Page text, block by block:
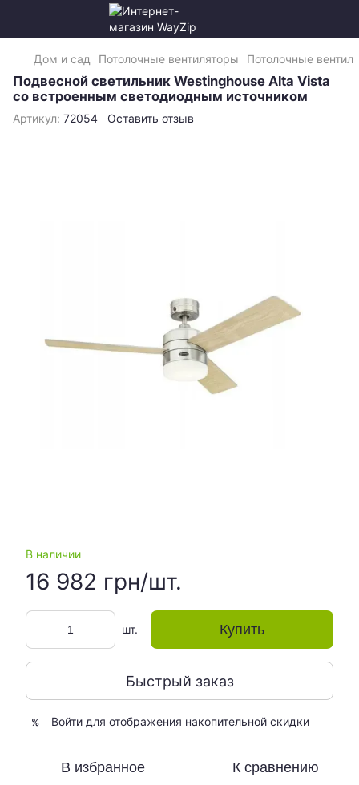
Дом и сад Потолочные вентиляторы Потолочные
Подвесной светильник Westinghouse Alta Vista
со встроенным светодиодным источником
Артикул: 72054 Оставить отзыв
В наличии
16 982 грн/шт.
шт. Купить
Быстрый заказ
% Войти для отображения накопительной скидки
В избранное К сравнению